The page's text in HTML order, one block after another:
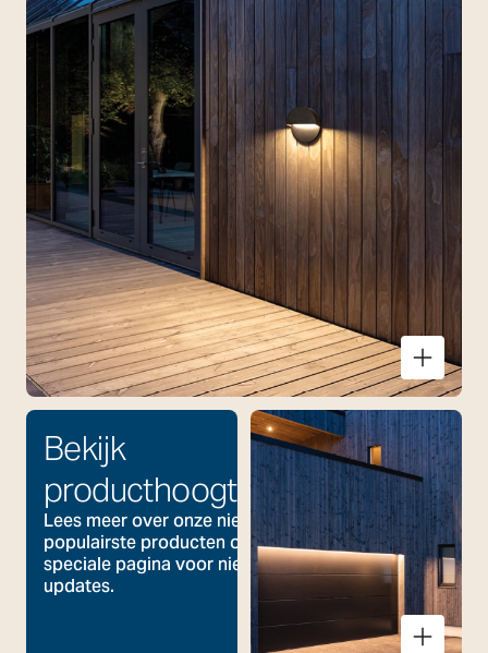
Arlon Round
Bekijk
producthoogtepunten
Lees meer over onze nieuwste en
populairste producten op onze
speciale pagina voor nieuws en
updates.